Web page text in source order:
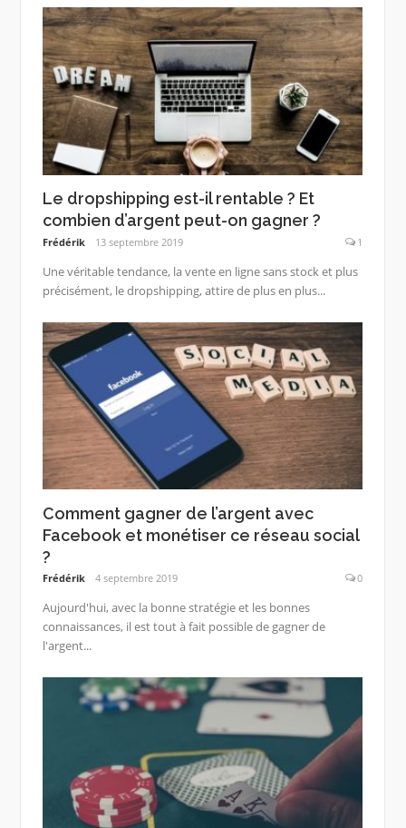
Le dropshipping est-il rentable ? Et
combien d’argent peut-on gagner ?
Frédérik 13 septembre 2019 1
Une véritable tendance, la vente en ligne sans stock et plus
précisément, le dropshipping, attire de plus en plus...
Comment gagner de l’argent avec
Facebook et monétiser ce réseau social
?
Frédérik 4 septembre 2019 0
Aujourd'hui, avec la bonne stratégie et les bonnes
connaissances, il est tout à fait possible de gagner de
l'argent...